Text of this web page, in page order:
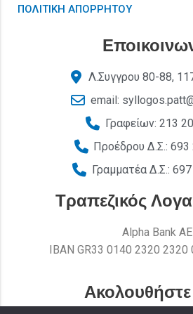
ΠΟΛΙΤΙΚΗ ΑΠΟΡΡΗΤΟΥ
Λ.Συγγρου 80-88,
email:
Γραφείων: 213
Προέδρου Δ.Σ.: 693
Γραμματέα Δ.Σ.:
Τραπεζικός
Alpha Bank AE
ΙΒΑΝ GR33 0140 2320 2320